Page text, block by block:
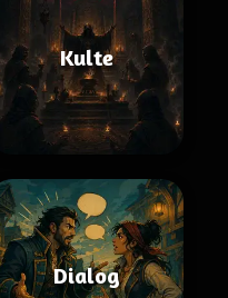
Kulte
Dialog